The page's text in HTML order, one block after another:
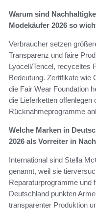
Warum sind
Modekäufer 2026 so
Verbraucher setzen
Transparenz und faire
Lyocell/Tencel, recyceltes
Bedeutung. Zertifikate wie
die Fair Wear Foundation
die Lieferketten offenlegen
Rücknahmeprogramme
Welche Marken in
2026 als Vorreiter in
International sind Stella
genannt, weil sie
Reparaturprogramme und
Deutschland punkten
transparenter Produktion